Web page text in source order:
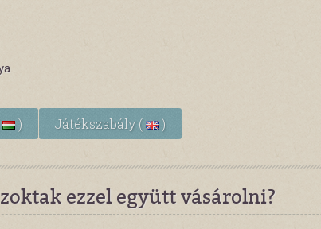
) Játékszabály ( )
ezzel együtt vásárolni?